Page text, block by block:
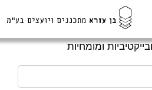
ומומחיות